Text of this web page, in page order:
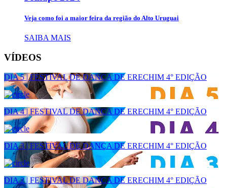
Veja como foi a maior feira da região do Alto Uruguai
SAIBA MAIS
VÍDEOS
DIA 5 | FESTIVAL DE DANÇA DE ERECHIM 4° EDIÇÃO
DIA 4 | FESTIVAL DE DANÇA DE ERECHIM 4° EDIÇÃO
DIA 3 | FESTIVAL DE DANÇA DE ERECHIM 4° EDIÇÃO
DIA 2 | FESTIVAL DE DANÇA DE ERECHIM 4° EDIÇÃO